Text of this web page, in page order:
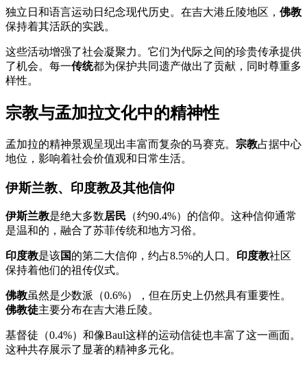
独立日和语言运动日纪念现代历史。在吉大港丘陵地区， 佛教
保持着其活跃的实践。
这些活动增强了社会凝聚力。它们为代际之间的珍贵传承提供
了机会。每一传统都为保护共同遗产做出了贡献，同时尊重多
样性。
宗教与孟加拉文化中的精神性
孟加拉的精神景观呈现出丰富而复杂的马赛克。 宗教占据中心
地位，影响着社会价值观和日常生活。
伊斯兰教、印度教及其他信仰
伊斯兰教是绝大多数居民 （约90.4%）的信仰。这种信仰通常
是温和的，融合了苏菲传统和地方习俗。
印度教是该国的第二大信仰，约占8.5%的人口。 印度教社区
保持着他们的祖传仪式。
佛教虽然是少数派（0.6%），但在历史上仍然具有重要性。
佛教徒主要分布在吉大港丘陵。
基督徒（0.4%）和像Baul这样的运动信徒也丰富了这一画面。
这种共存展示了显著的精神多元化。